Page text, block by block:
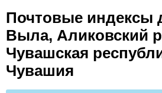
Почтовые индексы
Выла, Аликовский
Чувашская
Чувашия